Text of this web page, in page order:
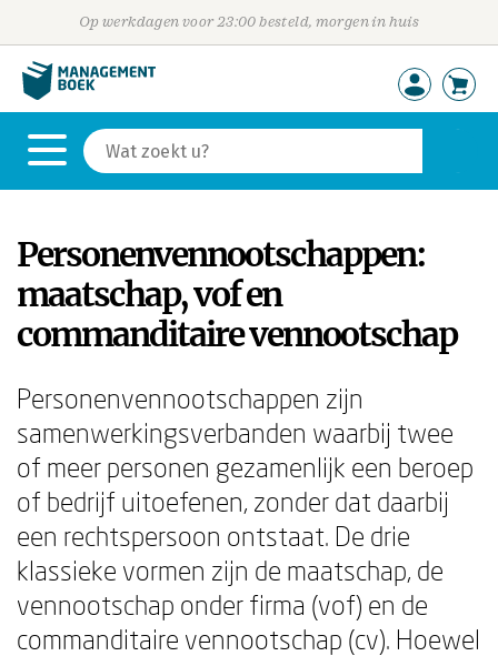
Op werkdagen voor 23:00 besteld, morgen in huis
Personenvennootschappen:
maatschap, vof en
commanditaire vennootschap
Personenvennootschappen zijn
samenwerkingsverbanden waarbij twee
of meer personen gezamenlijk een beroep
of bedrijf uitoefenen, zonder dat daarbij
een rechtspersoon ontstaat. De drie
klassieke vormen zijn de maatschap, de
vennootschap onder firma (vof) en de
commanditaire vennootschap (cv). Hoewel